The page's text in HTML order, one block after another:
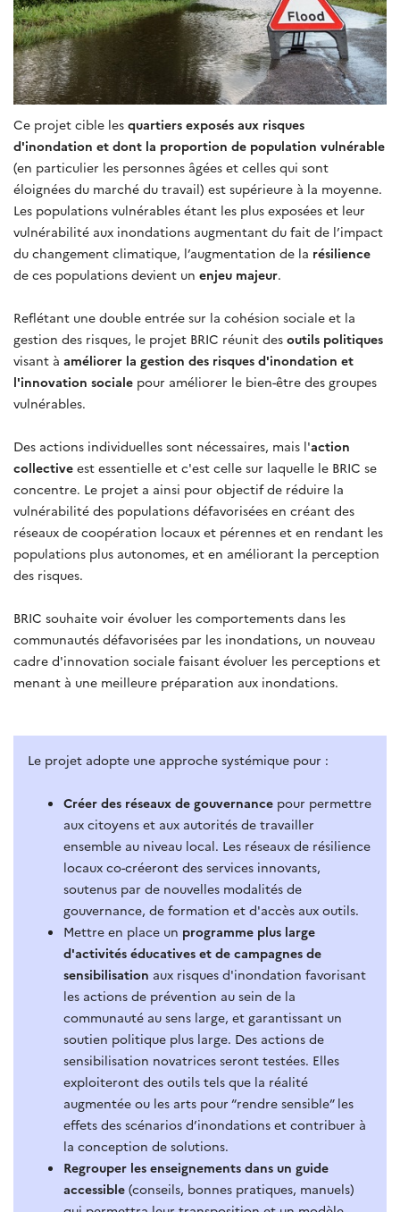
Ce projet cible les quartiers exposés aux risques
d'inondation et dont la proportion de population vulnérable
(en particulier les personnes âgées et celles qui sont
éloignées du marché du travail) est supérieure à la moyenne.
Les populations vulnérables étant les plus exposées et leur
vulnérabilité aux inondations augmentant du fait de l’impact
du changement climatique, l’augmentation de la résilience
de ces populations devient un enjeu majeur.
Reflétant une double entrée sur la cohésion sociale et la
gestion des risques, le projet BRIC réunit des outils politiques
visant à améliorer la gestion des risques d'inondation et
l'innovation sociale pour améliorer le bien-être des groupes
vulnérables.
Des actions individuelles sont nécessaires, mais l'action
collective est essentielle et c'est celle sur laquelle le BRIC se
concentre. Le projet a ainsi pour objectif de réduire la
vulnérabilité des populations défavorisées en créant des
réseaux de coopération locaux et pérennes et en rendant les
populations plus autonomes, et en améliorant la perception
des risques.
BRIC souhaite voir évoluer les comportements dans les
communautés défavorisées par les inondations, un nouveau
cadre d'innovation sociale faisant évoluer les perceptions et
menant à une meilleure préparation aux inondations.
Le projet adopte une approche systémique pour :
Créer des réseaux de gouvernance pour permettre
aux citoyens et aux autorités de travailler
ensemble au niveau local. Les réseaux de résilience
locaux co-créeront des services innovants,
soutenus par de nouvelles modalités de
gouvernance, de formation et d'accès aux outils.
Mettre en place un programme plus large
d'activités éducatives et de campagnes de
sensibilisation aux risques d'inondation favorisant
les actions de prévention au sein de la
communauté au sens large, et garantissant un
soutien politique plus large. Des actions de
sensibilisation novatrices seront testées. Elles
exploiteront des outils tels que la réalité
augmentée ou les arts pour “rendre sensible” les
effets des scénarios d’inondations et contribuer à
la conception de solutions.
Regrouper les enseignements dans un guide
accessible (conseils, bonnes pratiques, manuels)